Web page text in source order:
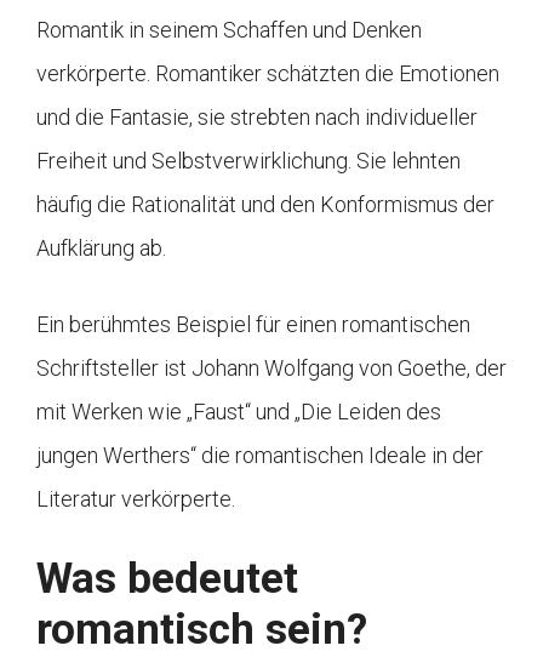
Romantik in seinem Schaffen und Denken
verkörperte. Romantiker schätzten die Emotionen
und die Fantasie, sie strebten nach individueller
Freiheit und Selbstverwirklichung. Sie lehnten
häufig die Rationalität und den Konformismus der
Aufklärung ab.
Ein berühmtes Beispiel für einen romantischen
Schriftsteller ist Johann Wolfgang von Goethe, der
mit Werken wie „Faust“ und „Die Leiden des
jungen Werthers“ die romantischen Ideale in der
Literatur verkörperte.
Was bedeutet
romantisch sein?